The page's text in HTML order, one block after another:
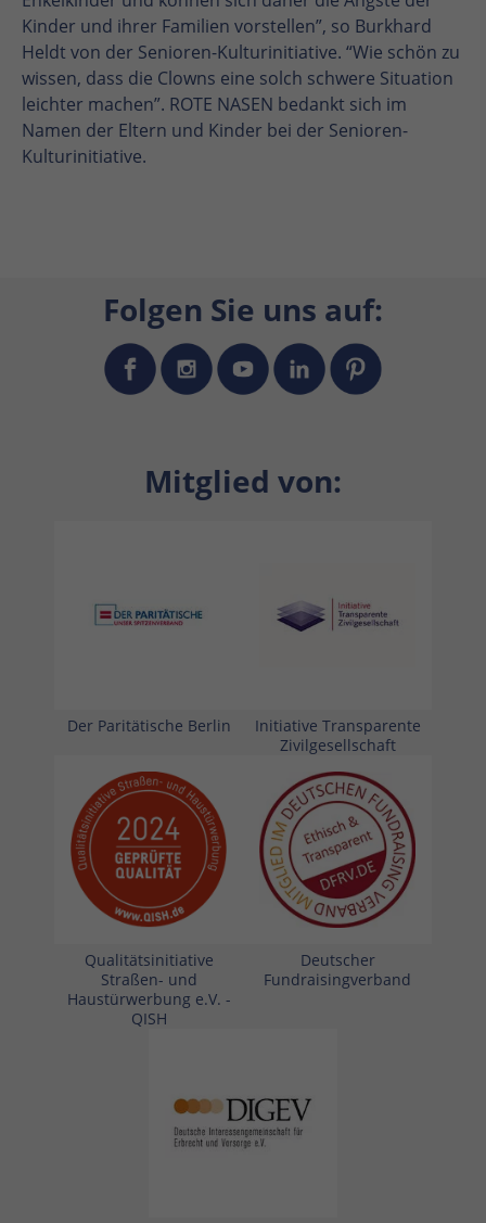
Kinder und ihrer Familien vorstellen”, so Burkhard
Heldt von der Senioren-Kulturinitiative. “Wie schön zu
wissen, dass die Clowns eine solch schwere Situation
leichter machen”. ROTE NASEN bedankt sich im
Namen der Eltern und Kinder bei der Senioren-
Kulturinitiative.
Folgen Sie uns auf:
Mitglied von:
Der Paritätische Berlin
Initiative Transparente
Zivilgesellschaft
Qualitätsinitiative
Straßen- und
Haustürwerbung e.V. -
QISH
Deutscher
Fundraisingverband